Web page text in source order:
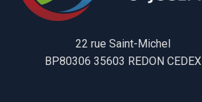
22 rue Saint-Michel
BP80306 35603 REDON CEDEX